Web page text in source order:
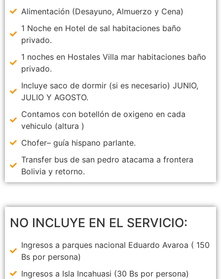
Alimentación (Desayuno, Almuerzo y Cena)
1 Noche en Hotel de sal habitaciones baño
privado.
1 noches en Hostales Villa mar habitaciones baño
privado.
Incluye saco de dormir (si es necesario) JUNIO,
JULIO Y AGOSTO.
Contamos con botellón de oxigeno en cada
vehiculo (altura )
Chofer– guía hispano parlante.
Transfer bus de san pedro atacama a frontera
Bolivia y retorno.
NO INCLUYE EN EL SERVICIO:
Ingresos a parques nacional Eduardo Avaroa ( 150
Bs por persona)
Ingresos a Isla Incahuasi (30 Bs por persona)